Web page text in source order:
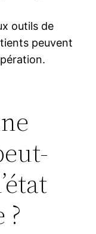
outils de
peuvent